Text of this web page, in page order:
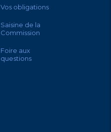
Vos obligations
Saisine de la
Commission
Foire aux
questions